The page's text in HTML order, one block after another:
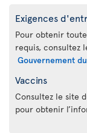
Exigences
Pour obtenir
requis, consultez
Gouvernement
Vaccins
Consultez le site
pour obtenir